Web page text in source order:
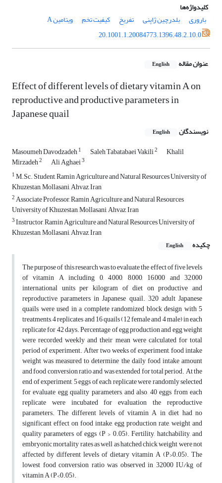
کلیدواژه‌ها
باروری
بلدرچین ژاپنی تفریخ کیفیت تخم
ویتامین A
20.1001.1.20084773.1396.48.2.10.0
عنوان مقاله English
Effect of different levels of dietary vitamin A on
reproductive and productive parameters in
Japanese quail
نویسندگان English
Masoumeh Davodzadeh1 Saleh Tabatabaei Vakili2 Khalil
Mirzadeh2 Ali Aghaei3
1M.Sc. Student, Ramin Agriculture and Natural Resources University of
Khuzestan, Mollasani, Ahvaz, Iran
2Associate Professor, Ramin Agriculture and Natural Resources
University of Khuzestan, Mollasani, Ahvaz, Iran
3Instructor, Ramin Agriculture and Natural Resources University of
Khuzestan, Mollasani, Ahvaz, Iran
چکیده
English
The purpose of this research was to evaluate the effect of five levels
of vitamin A including 0, 4,000, 8,000, 16,000 and 32,000
international units per kilogram of diet on productive and
reproductive parameters in Japanese quail. 320 adult Japanese
quails were used in a complete randomized block design with 5
treatments, 4 replicates and 16 quails (12 female and 4 male) in each
replicate for 42 days. Percentage of egg production and egg weight
were recorded weekly and their mean were calculated for total
period of experiment. After two weeks of experiment, food intake
weight was measured to determine the daily food intake amount
and food conversion ratio and was extended for total period. At the
end of experiment, 5 eggs of each replicate were randomly selected
for evaluate egg quality parameters, and also, 40 eggs from each
replicate were incubated for evaluation the reproductive
parameters. The different levels of vitamin A in diet had no
significant effect on food intake, egg production rate, weight and
quality parameters of eggs (P > 0.05). Fertility, hatchability, and
embryonic mortality rates as well as hatched chick weight were not
affected by different levels of dietary vitamin A (P>0.05). The
lowest food conversion ratio was observed in 32000 IU/kg of
vitamin A (P<0.05).